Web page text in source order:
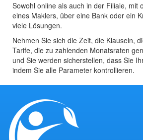
Sowohl online als auch in der Filiale, mit
eines Maklers, über eine Bank oder ein
viele Lösungen.
Nehmen Sie sich die Zeit, die Klauseln,
Tarife, die zu zahlenden Monatsraten
und Sie werden sicherstellen, dass Sie
indem Sie alle Parameter kontrollieren.